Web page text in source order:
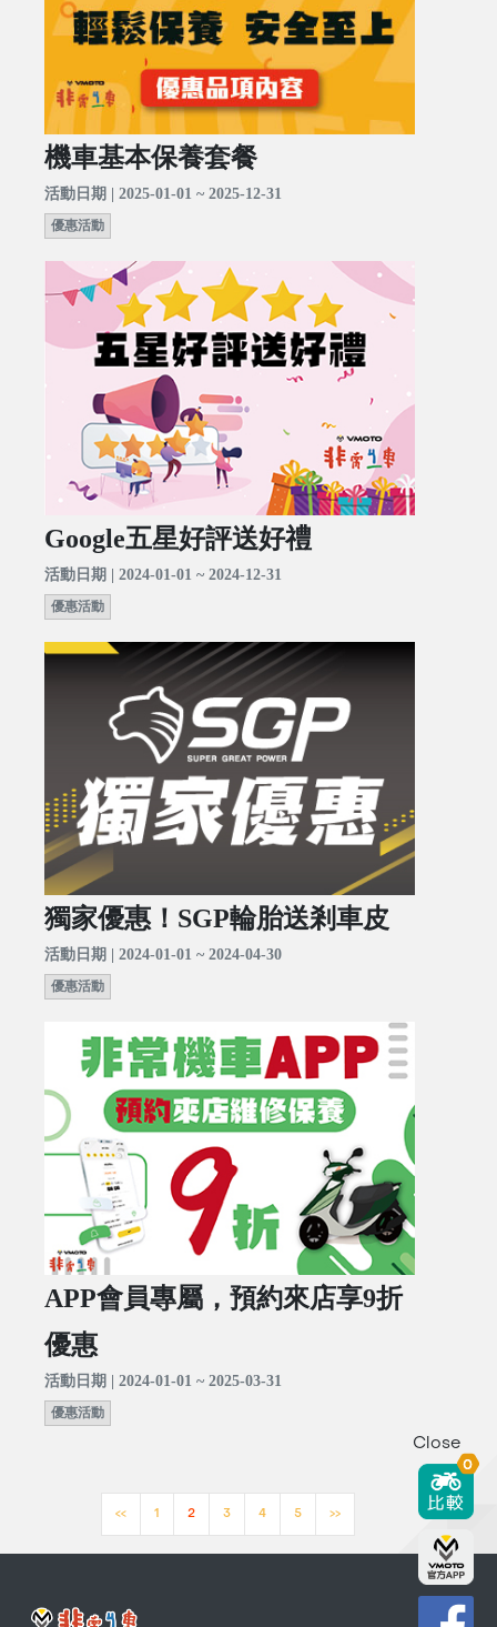
機車基本保養套餐
活動日期 | 2025-01-01 ~ 2025-12-31
優惠活動
Google五星好評送好禮
活動日期 | 2024-01-01 ~ 2024-12-31
優惠活動
獨家優惠！SGP輪胎送剎車皮
活動日期 | 2024-01-01 ~ 2024-04-30
優惠活動
APP會員專屬，預約來店享9折
優惠
活動日期 | 2024-01-01 ~ 2025-03-31
優惠活動
<< 1 2 3 4 5 >>
Close
0